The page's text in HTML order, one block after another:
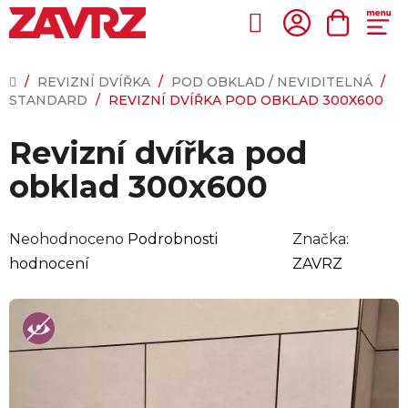
Přejít
na
Hledat
KOŠÍK
DOMŮ
/ REVIZNÍ DVÍŘKA / POD OBKLAD / NEVIDITELNÁ /
STANDARD / REVIZNÍ DVÍŘKA POD OBKLAD 300X600
Revizní dvířka pod
obklad 300x600
Průměrné
hodnocení
0,0
Neohodnoceno Podrobnosti
hodnocení
Značka:
ZAVRZ